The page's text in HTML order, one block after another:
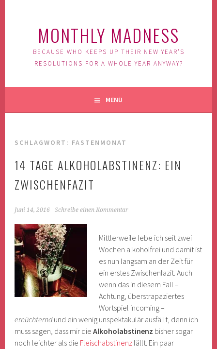
MONTHLY MADNESS
BECAUSE WHO KEEPS UP THEIR NEW YEAR'S
RESOLUTIONS FOR A WHOLE YEAR ANYWAY?
MENÜ
SCHLAGWORT: FASTENMONAT
14 TAGE ALKOHOLABSTINENZ: EIN
ZWISCHENFAZIT
Juni 14, 2016 Schreibe einen Kommentar
Mittlerweile lebe ich seit zwei
Wochen alkoholfrei und damit ist
es nun langsam an der Zeit für
ein erstes Zwischenfazit. Auch
wenn das in diesem Fall –
Achtung, überstrapaziertes
Wortspiel incoming –
ernüchterndund ein wenig unspektakulär ausfällt, denn ich
muss sagen, dass mir dieAlkoholabstinenz bisher sogar
noch leichter als die Fleischabstinenzfällt. Ein paar